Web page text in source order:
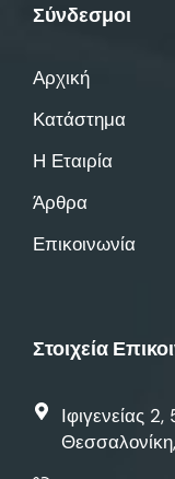
Σύνδεσμοι
Αρχική
Κατάστημα
Η Εταιρία
Άρθρα
Επικοινωνία
Στοιχεία
Ιφιγενείας